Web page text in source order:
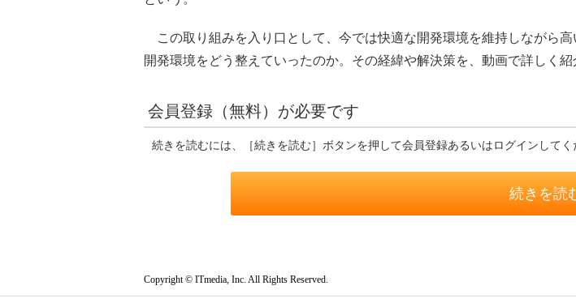
この取り組みを入り口として、今では快適な開発環境を維持しながら
開発環境をどう整えていったのか。その経緯や解決策を、動画で詳しく紹
会員登録（無料）が必要です
続きを読むには、［続きを読む］ボタンを押して会員登録あるいはログインしてく
続きを読
Copyright © ITmedia, Inc. All Rights Reserved.